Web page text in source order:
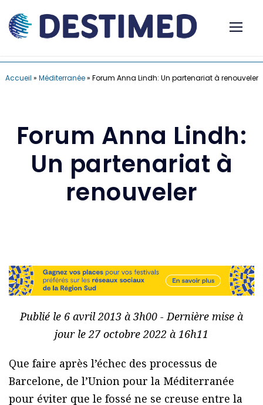
Accueil » Méditerranée» Forum Anna Lindh: Un partenariat à renouveler
Forum Anna Lindh:
Un partenariat à
renouveler
Publié le 6 avril 2013 à 3h00 - Dernière mise à
jour le 27 octobre 2022 à 16h11
Que faire après l’échec des processus de
Barcelone, de l’Union pour la Méditerranée
pour éviter que le fossé ne se creuse entre la